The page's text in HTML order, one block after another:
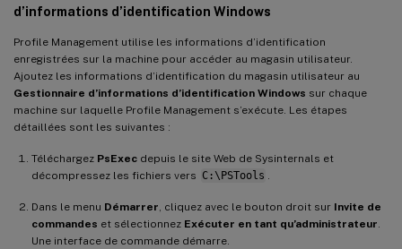
d’informations d’identification Windows
Profile Management utilise les informations d’identification
enregistrées sur la machine pour accéder au magasin utilisateur.
Ajoutez les informations d’identification du magasin utilisateur au
Gestionnaire d’informations d’identification Windows sur chaque
machine sur laquelle Profile Management s’exécute. Les étapes
détaillées sont les suivantes :
Téléchargez PsExec depuis le site Web de Sysinternals et
décompressez les fichiers vers C:\PSTools
Dans le menu Démarrer , cliquez avec le bouton droit sur Invite de
commandes et sélectionnez Exécuter en tant qu’administrateur
Une interface de commande démarre.